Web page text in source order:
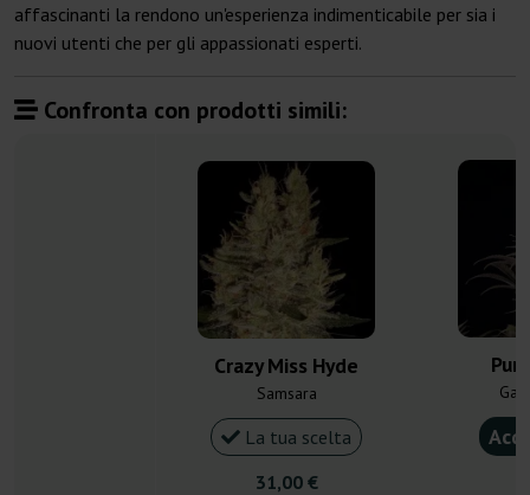
affascinanti la rendono un'esperienza indimenticabile per sia i
nuovi utenti che per gli appassionati esperti.
Confronta con prodotti simili:
Crazy Miss Hyde
Samsara
La tua scelta
31,00 €